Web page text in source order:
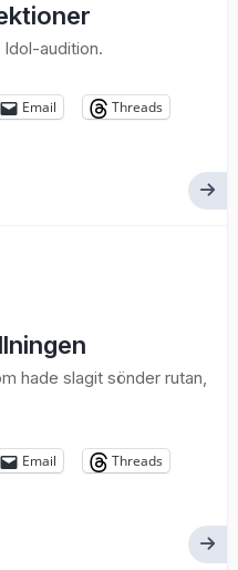
audition.
Email
Threads
hade slagit sönder rutan,
Email
Threads